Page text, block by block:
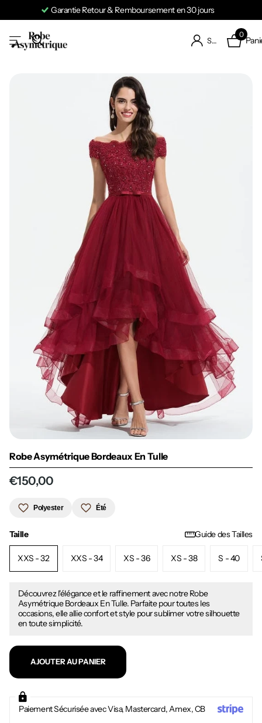
Garantie Retour & Remboursement en 30 jours
S'identifier
0
Robe Asymétrique Bordeaux En Tulle
€150,00
Polyester Été
Taille Guide des Tailles
XXS - 32 XXS - 34 XS - 36 XS - 38 S - 40
Découvrez l'élégance et le raffinement avec notre Robe
Asymétrique Bordeaux En Tulle. Parfaite pour toutes les
occasions, elle allie confort et style pour sublimer votre silhouette
en toute simplicité.
AJOUTER AU PANIER
Paiement Sécurisée avec Visa, Mastercard, Amex, CB